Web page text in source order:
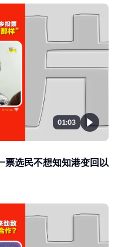
01:03
票选民不想知知港变回以